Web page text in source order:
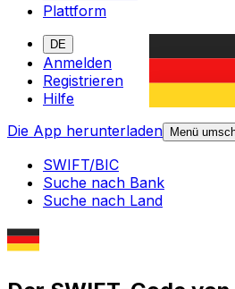
Plattform
DE
Anmelden
Registrieren
Hilfe
Die App herunterladen
Menü
SWIFT/BIC
Suche nach Bank
Suche nach Land